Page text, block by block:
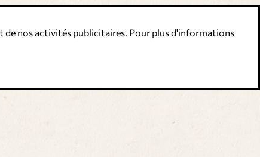
de nos activités publicitaires. Pour plus d'informations